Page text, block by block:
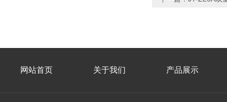
网站首页 关于我们 产品展示